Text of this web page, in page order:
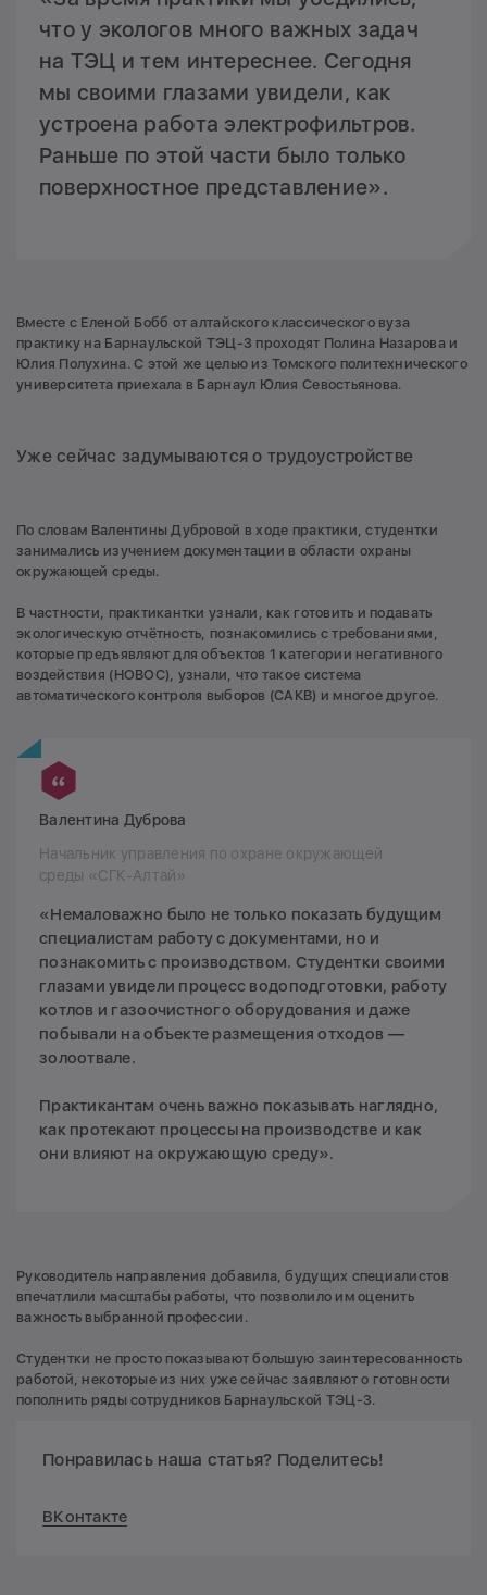
что у экологов много важных задач
на ТЭЦ и тем интереснее. Сегодня
мы своими глазами увидели, как
устроена работа электрофильтров.
Раньше по этой части было только
поверхностное представление».
Вместе с Еленой Бобб от алтайского классического вуза
практику на Барнаульской ТЭЦ-3 проходят Полина Назарова и
Юлия Полухина. С этой же целью из Томского политехнического
университета приехала в Барнаул Юлия Севостьянова.
Уже сейчас задумываются о трудоустройстве
По словам Валентины Дубровой в ходе практики, студентки
занимались изучением документации в области охраны
окружающей среды.
В частности, практикантки узнали, как готовить и подавать
экологическую отчётность, познакомились с требованиями,
которые предъявляют для объектов 1 категории негативного
воздействия (НОВОС), узнали, что такое система
автоматического контроля выборов (САКВ) и многое другое.
Валентина Дуброва
Начальник управления по охране окружающей
среды «СГК-Алтай»
«Немаловажно было не только показать будущим
специалистам работу с документами, но и
познакомить с производством. Студентки своими
глазами увидели процесс водоподготовки, работу
котлов и газоочистного оборудования и даже
побывали на объекте размещения отходов —
золоотвале.
Практикантам очень важно показывать наглядно,
как протекают процессы на производстве и как
они влияют на окружающую среду».
Руководитель направления добавила, будущих специалистов
впечатлили масштабы работы, что позволило им оценить
важность выбранной профессии.
Студентки не просто показывают большую заинтересованность
работой, некоторые из них уже сейчас заявляют о готовности
пополнить ряды сотрудников Барнаульской ТЭЦ-3.
Понравилась наша статья? Поделитесь!
ВКонтакте